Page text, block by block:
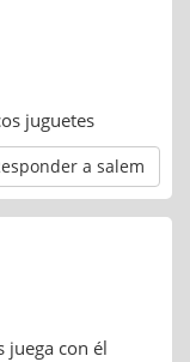
juguetes
a salem
juega con él